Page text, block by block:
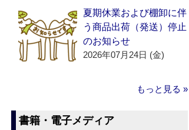
夏期休業および棚卸に伴
う商品出荷（発送）停止
のお知らせ
2026年07月24日 (金)
もっと見る »
書籍・電子メディア